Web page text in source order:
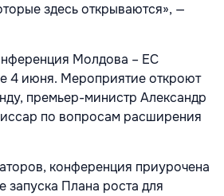
здесь открываются», —
Молдова – ЕС
4 июня. Мероприятие откроют
премьер-министр Александр
по вопросам расширения
конференция приурочена
запуска Плана роста для